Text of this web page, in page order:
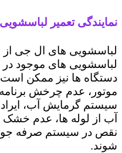
نمایندگی تعمیر
لباسشویی های ال جی از
لباسشویی های موجود در
دستگاه ها نیز ممکن است
موتور، عدم چرخش
سیستم گرمایش آب،
آب از لوله ها، عدم
نقص در سیستم صرفه
شوند.